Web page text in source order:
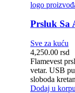
Prsluk Sa
Sve za kuću
4,250.00 rsd
Flamevest
vetar. USB
sloboda
Dodaj u korpu